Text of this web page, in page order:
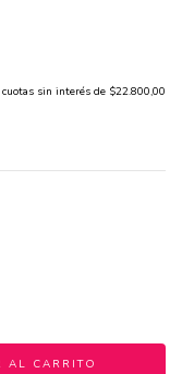
cuotas sin interés de $22.800,00